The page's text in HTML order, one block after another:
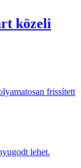
közeli
frissített
lehet.